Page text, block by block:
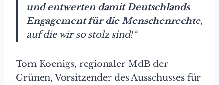
und entwerten damit Deutschlands
Engagement für die Menschenrechte,
auf die wir so stolz sind!“
Tom Koenigs, regionaler MdB der
Grünen, Vorsitzender des Ausschusses für